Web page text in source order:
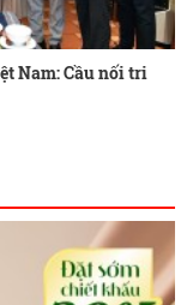
Nam: Cầu nối tri